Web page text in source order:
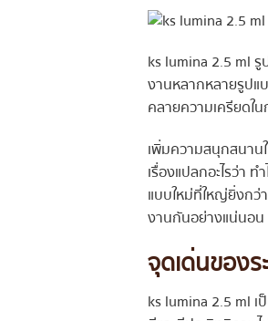
ks lumina 2.5 ml
งานหลากหลายรูปแ
คลายความเครียดใ
เพิ่มความสนุกสนาน
เรื่องแปลกอะไรว่า
แบบใหม่ที่ใหญ่ยิ่งกว่
งานกันอย่างแน่นอน
จุดเด่นของ
ks lumina 2.5 ml